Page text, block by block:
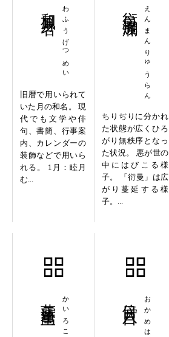
わふうげつめい
旧暦で用いられて
いた月の和名。 現
代でも文学や俳
句、書簡、行事案
内、カレンダーの
装飾などで用いら
れる。 1月：睦月
む...
えんまんりゅうらん
ちりぢりに分かれ
た状態が広くひろ
がり無秩序となっ
た状況。 悪が世の
中にはびこる様
子。 「衍曼」は広
がり蔓延する様
子。...